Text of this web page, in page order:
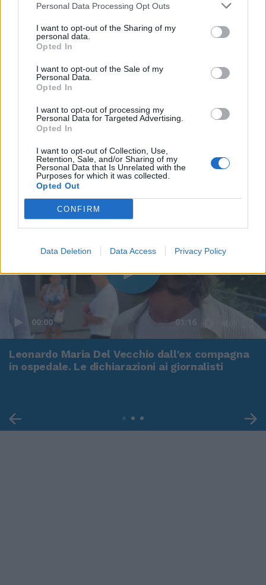
Personal Data Processing Opt Outs
I want to opt-out of the Sharing of my
personal data.
Opted In
I want to opt-out of the Sale of my
Personal Data.
Opted In
I want to opt-out of processing my
Personal Data for Targeted Advertising.
Opted In
I want to opt-out of Collection, Use,
Retention, Sale, and/or Sharing of my
Personal Data that Is Unrelated with the
Purposes for which it was collected.
Opted Out
CONFIRM
Data Deletion Data Access Privacy Policy
00:00 01:16
Leonardo Maria Del Vecchio dall'ex compagna
in ospedale. Le dichiarazioni ai giornalisti